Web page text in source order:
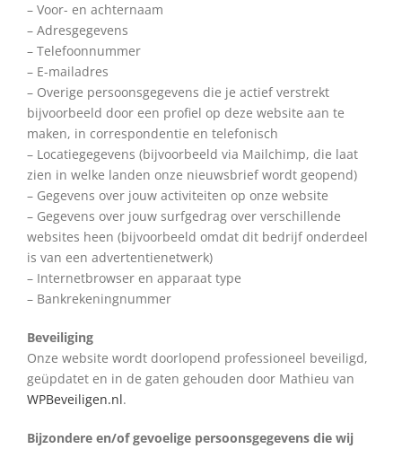
– Voor- en achternaam
– Adresgegevens
– Telefoonnummer
– E-mailadres
– Overige persoonsgegevens die je actief verstrekt
bijvoorbeeld door een profiel op deze website aan te
maken, in correspondentie en telefonisch
– Locatiegegevens (bijvoorbeeld via Mailchimp, die laat
zien in welke landen onze nieuwsbrief wordt geopend)
– Gegevens over jouw activiteiten op onze website
– Gegevens over jouw surfgedrag over verschillende
websites heen (bijvoorbeeld omdat dit bedrijf onderdeel
is van een advertentienetwerk)
– Internetbrowser en apparaat type
– Bankrekeningnummer
Beveiliging
Onze website wordt doorlopend professioneel beveiligd,
geüpdatet en in de gaten gehouden door Mathieu van
WPBeveiligen.nl.
Bijzondere en/of gevoelige persoonsgegevens die wij